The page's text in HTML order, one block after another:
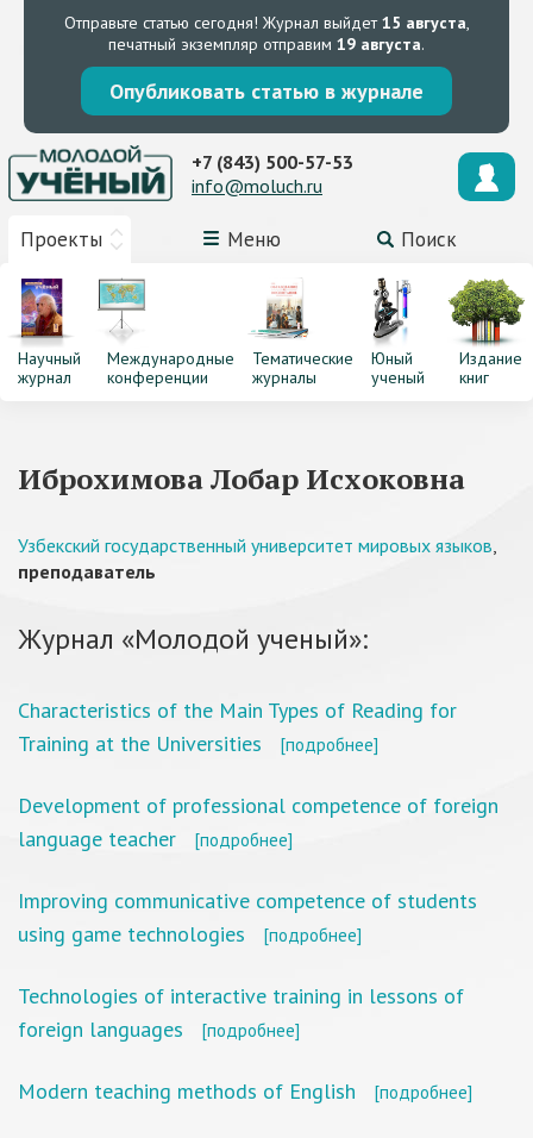
Отправьте статью сегодня! Журнал выйдет15 августа,
печатный экземпляр отправим 19 августа.
Опубликовать статью в журнале
Проекты Меню Поиск
+7 (843) 500-57-53
info@moluch.ru
Научный
журнал
Международные
конференции
Тематические
журналы
Юный
ученый
Издание
книг
Иброхимова Лобар Исхоковна
Узбекский государственный университет мировых языков,
преподаватель
Журнал «Молодой ученый»:
Characteristics of the Main Types of Reading for
Training at the Universities
[подробнее]
Development of professional competence of foreign
language teacher
[подробнее]
Improving communicative competence of students
using game technologies
[подробнее]
Technologies of interactive training in lessons of
foreign languages
[подробнее]
Modern teaching methods of English [подробнее]